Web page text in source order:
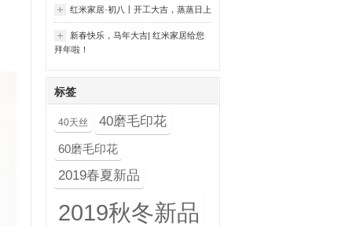
红米家居·初八丨开工大吉，蒸蒸日上
新春快乐，马年大吉| 红米家居给您
拜年啦！
标签
40天丝 40磨毛印花
60磨毛印花
2019春夏新品
2019秋冬新品